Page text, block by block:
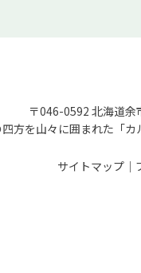
〒046-0592 北海道
方を山々に囲まれた「
サイトマップ